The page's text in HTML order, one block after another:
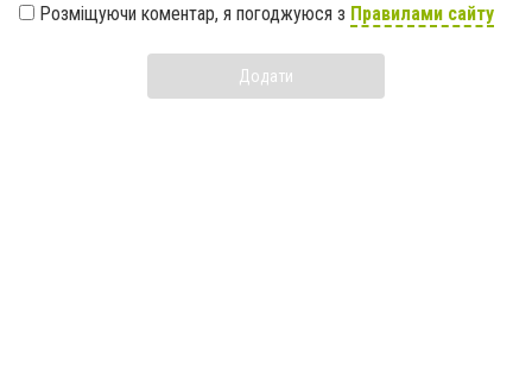
Розміщуючи коментар, я погоджуюся з Правилами сайту
Додати